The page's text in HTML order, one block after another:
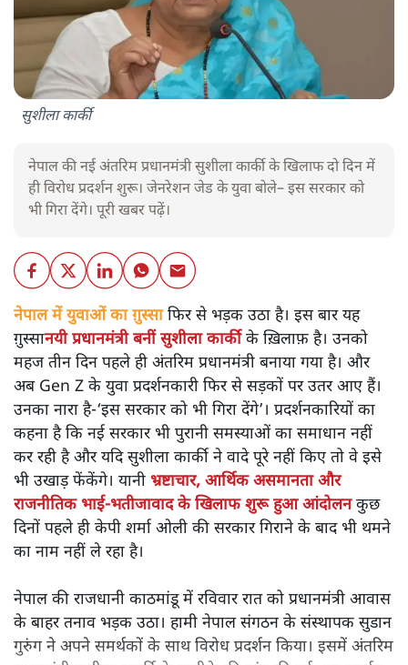
सुशीला कार्की
नेपाल की नई अंतरिम प्रधानमंत्री सुशीला कार्की के खिलाफ दो दिन में
ही विरोध प्रदर्शन शुरू। जेनरेशन जेड के युवा बोले– इस सरकार को
भी गिरा देंगे। पूरी खबर पढ़ें।
नेपाल में युवाओं का ग़ुस्साफिर से भड़क उठा है। इस बार यह
ग़ुस्सानयी प्रधानमंत्री बनीं सुशीला कार्कीके ख़िलाफ़ है। उनको
महज तीन दिन पहले ही अंतरिम प्रधानमंत्री बनाया गया है। और
अब Gen Z के युवा प्रदर्शनकारी फिर से सड़कों पर उतर आए हैं।
उनका नारा है-‘इस सरकार को भी गिरा देंगे’। प्रदर्शनकारियों का
कहना है कि नई सरकार भी पुरानी समस्याओं का समाधान नहीं
कर रही है और यदि सुशीला कार्की ने वादे पूरे नहीं किए तो वे इसे
भी उखाड़ फेंकेंगे। यानी भ्रष्टाचार, आर्थिक असमानता और
राजनीतिक भाई-भतीजावाद के खिलाफ शुरू हुआ आंदोलनकुछ
दिनों पहले ही केपी शर्मा ओली की सरकार गिराने के बाद भी थमने
का नाम नहीं ले रहा है।
नेपाल की राजधानी काठमांडू में रविवार रात को प्रधानमंत्री आवास
के बाहर तनाव भड़क उठा। हामी नेपाल संगठन के संस्थापक सुडान
गुरुंग ने अपने समर्थकों के साथ विरोध प्रदर्शन किया। इसमें अंतरिम